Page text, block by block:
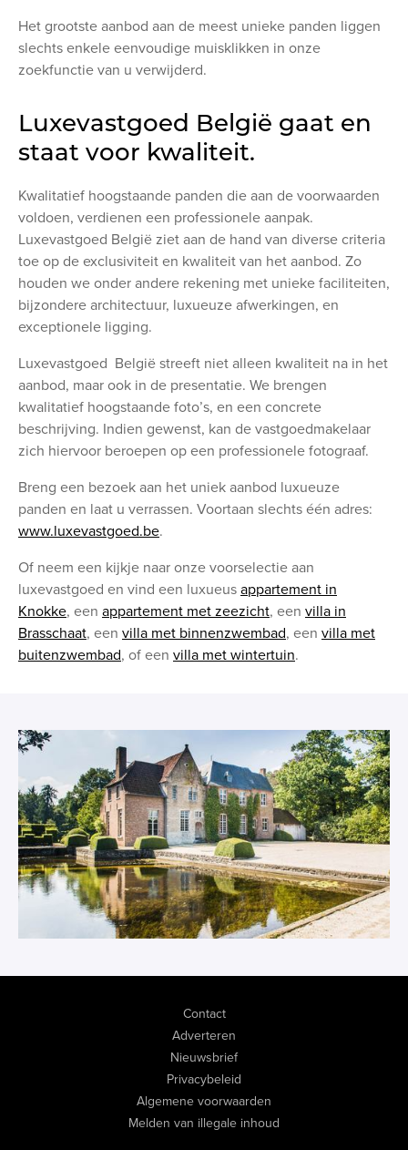
Het grootste aanbod aan de meest unieke panden liggen
slechts enkele eenvoudige muisklikken in onze
zoekfunctie van u verwijderd.
Luxevastgoed België gaat en
staat voor kwaliteit.
Kwalitatief hoogstaande panden die aan de voorwaarden
voldoen, verdienen een professionele aanpak.
Luxevastgoed België ziet aan de hand van diverse criteria
toe op de exclusiviteit en kwaliteit van het aanbod. Zo
houden we onder andere rekening met unieke faciliteiten,
bijzondere architectuur, luxueuze afwerkingen, en
exceptionele ligging.
Luxevastgoed België streeft niet alleen kwaliteit na in het
aanbod, maar ook in de presentatie. We brengen
kwalitatief hoogstaande foto’s, en een concrete
beschrijving. Indien gewenst, kan de vastgoedmakelaar
zich hiervoor beroepen op een professionele fotograaf.
Breng een bezoek aan het uniek aanbod luxueuze
panden en laat u verrassen. Voortaan slechts één adres:
www.luxevastgoed.be.
Of neem een kijkje naar onze voorselectie aan
luxevastgoed en vind een luxueus appartement in
Knokke, een appartement met zeezicht, een villa in
Brasschaat, een villa met binnenzwembad, een villa met
buitenzwembad, of een villa met wintertuin.
Contact
Adverteren
Nieuwsbrief
Privacybeleid
Algemene voorwaarden
Melden van illegale inhoud